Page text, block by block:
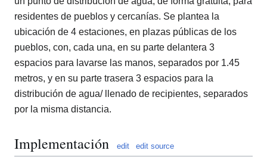
residentes de pueblos y cercanías. Se plantea la
ubicación de 4 estaciones, en plazas públicas de los
pueblos, con, cada una, en su parte delantera 3
espacios para lavarse las manos, separados por 1.45
metros, y en su parte trasera 3 espacios para la
distribución de agua/ llenado de recipientes, separados
por la misma distancia.
Implementación edit edit source